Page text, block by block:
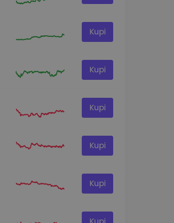
Kupi
Kupi
Kupi
Kupi
Kupi